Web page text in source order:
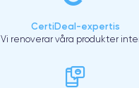
CertiDeal-expertis
Vi renoverar våra produkter